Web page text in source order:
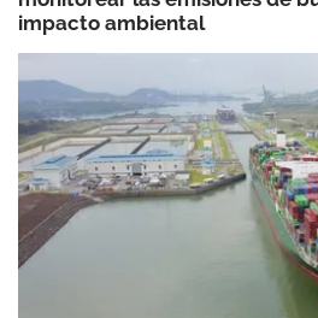
impacto ambiental